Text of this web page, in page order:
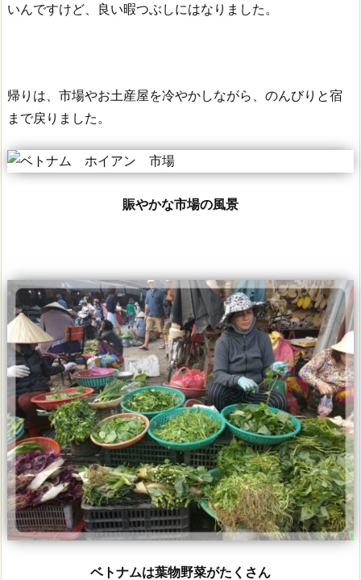
いんですけど、良い暇つぶしにはなりました。
帰りは、市場やお土産屋を冷やかしながら、のんびりと宿
まで戻りました。
賑やかな市場の風景
ベトナムは葉物野菜がたくさん